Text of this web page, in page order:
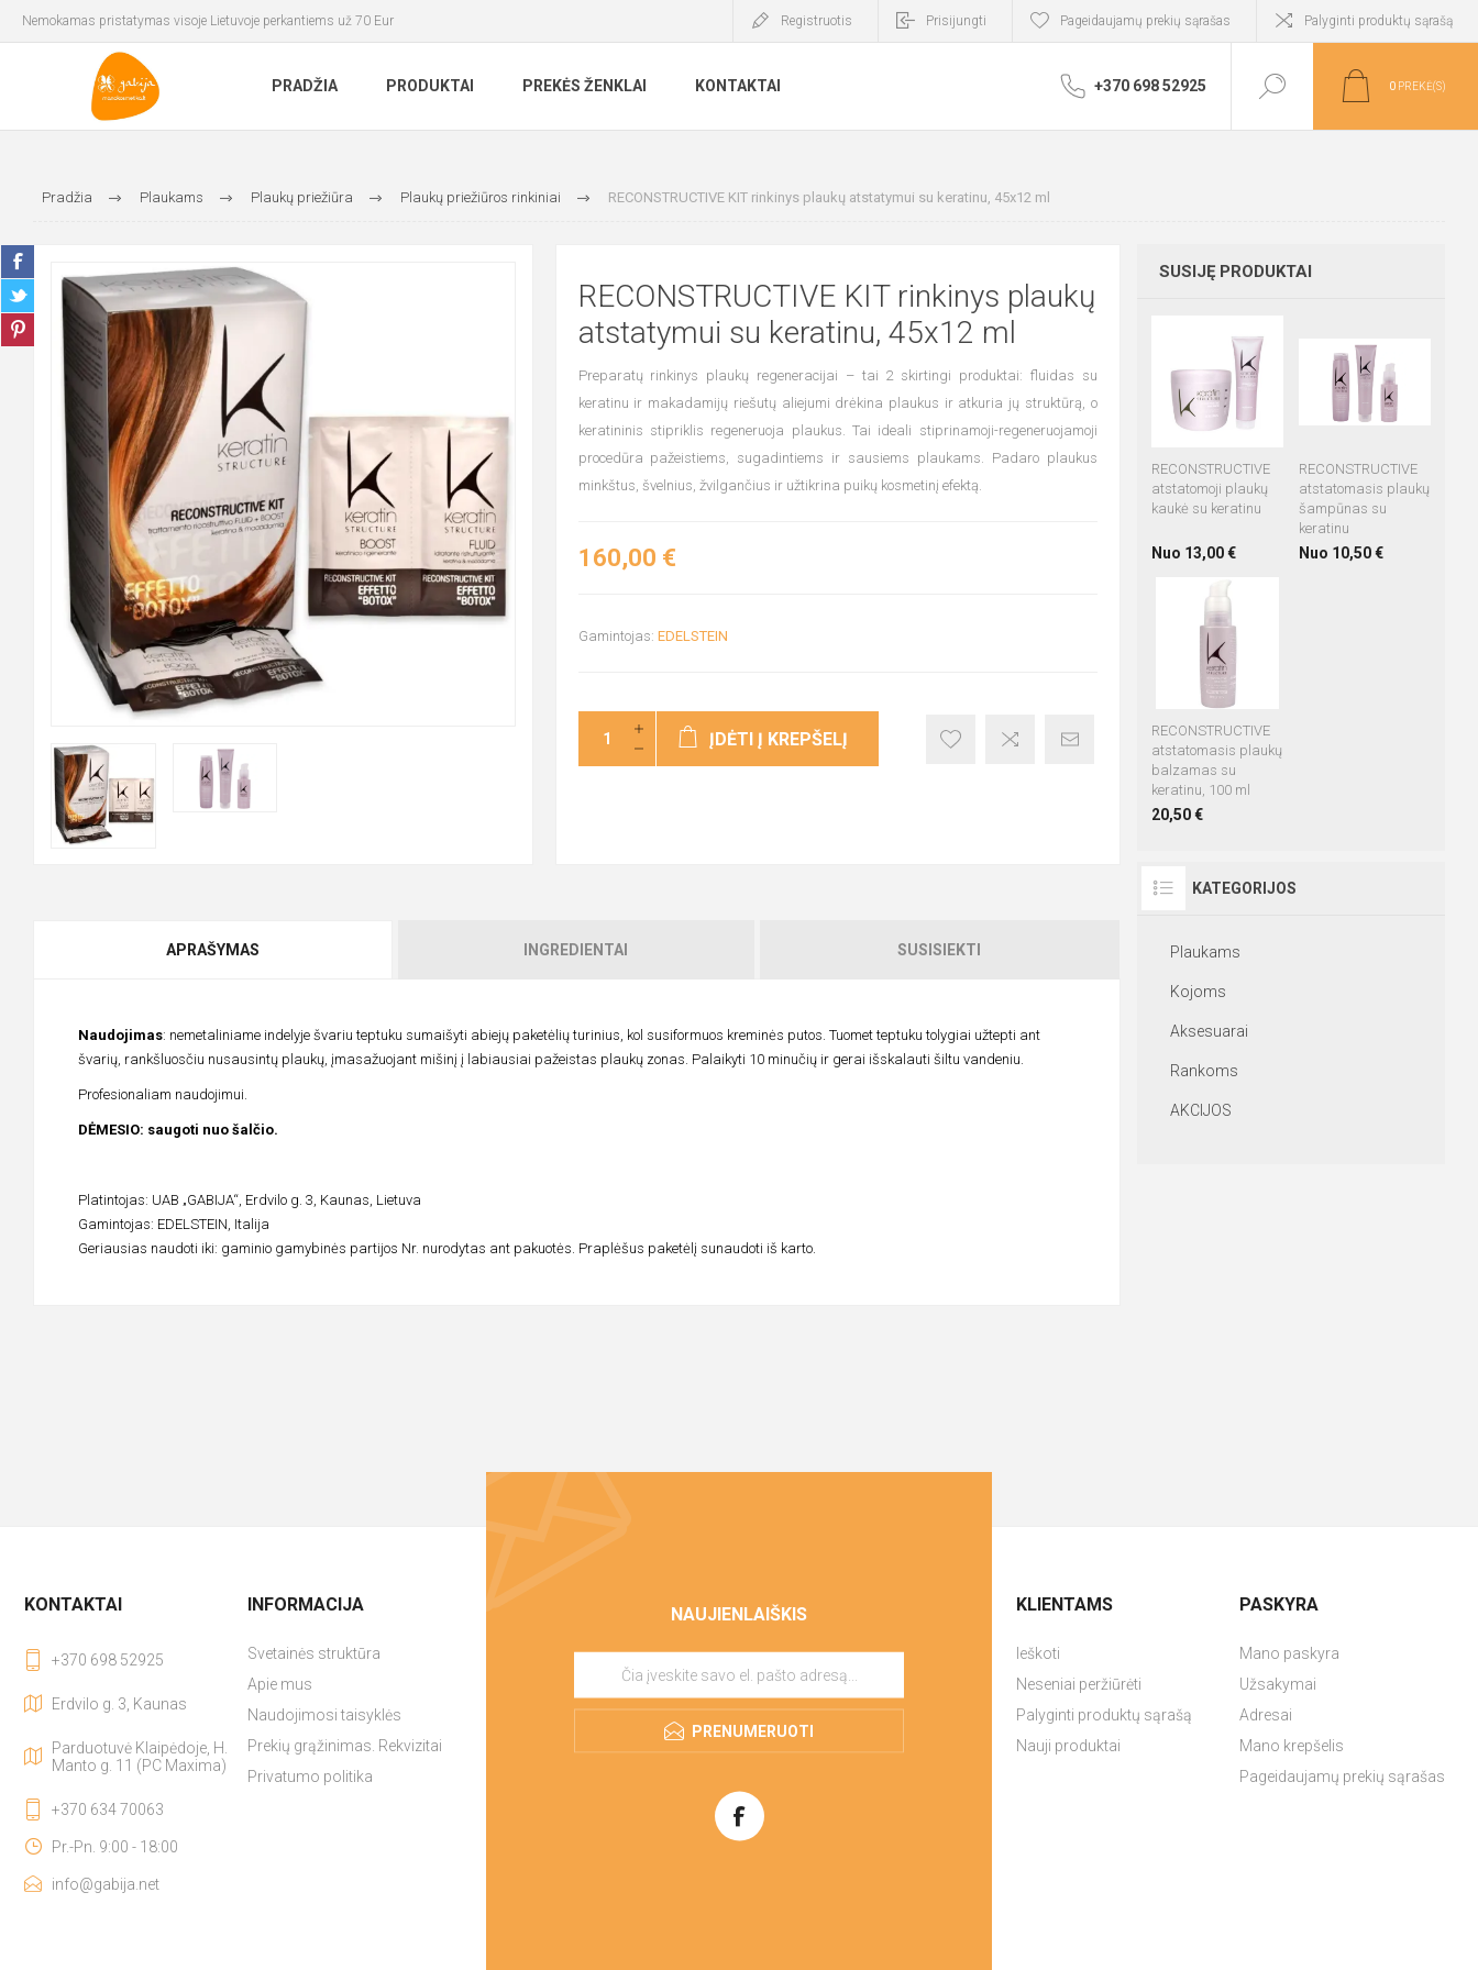
Nemokamas pristatymas visoje Lietuvoje perkantiems už 70 Eur Registruotis Prisijungti Pageidaujamų prekių sąrašas Palyginti produktų sąrašą
PRADŽIA PRODUKTAI PREKĖS ŽENKLAI KONTAKTAI +370 698 52925 0 PREKĖ(S)
Pradžia Plaukams Plaukų priežiūra Plaukų priežiūros rinkiniai RECONSTRUCTIVE KIT rinkinys plaukų atstatymui su keratinu, 45x12 ml
RECONSTRUCTIVE KIT rinkinys plaukų
atstatymui su keratinu, 45x12 ml
Preparatų rinkinys plaukų regeneracijai – tai 2 skirtingi produktai: fluidas su
keratinu ir makadamijų riešutų aliejumi drėkina plaukus ir atkuria jų struktūrą, o
keratininis stipriklis regeneruoja plaukus. Tai ideali stiprinamoji-regeneruojamoji
procedūra pažeistiems, sugadintiems ir sausiems plaukams. Padaro plaukus
minkštus, švelnius, žvilgančius ir užtikrina puikų kosmetinį efektą.
160,00 €
Gamintojas: EDELSTEIN
ĮDĖTI Į KREPŠELĮ
APRAŠYMAS INGREDIENTAI SUSISIEKTI
Naudojimas: nemetaliniame indelyje švariu teptuku sumaišyti abiejų paketėlių turinius, kol susiformuos kreminės putos. Tuomet teptuku tolygiai užtepti ant
švarių, rankšluosčiu nusausintų plaukų, įmasažuojant mišinį į labiausiai pažeistas plaukų zonas. Palaikyti 10 minučių ir gerai išskalauti šiltu vandeniu.
Profesionaliam naudojimui.
DĖMESIO: saugoti nuo šalčio.
Platintojas: UAB „GABIJA“, Erdvilo g. 3, Kaunas, Lietuva
Gamintojas: EDELSTEIN, Italija
Geriausias naudoti iki: gaminio gamybinės partijos Nr. nurodytas ant pakuotės. Praplėšus paketėlį sunaudoti iš karto.
SUSIJĘ PRODUKTAI
RECONSTRUCTIVE
atstatomoji plaukų
kaukė su keratinu
Nuo 13,00 €
RECONSTRUCTIVE
atstatomasis plaukų
šampūnas su
keratinu
Nuo 10,50 €
RECONSTRUCTIVE
atstatomasis plaukų
balzamas su
keratinu, 100 ml
20,50 €
KATEGORIJOS
Plaukams
Kojoms
Aksesuarai
Rankoms
AKCIJOS
NAUJIENLAIŠKIS
PRENUMERUOTI
KONTAKTAI
+370 698 52925
Erdvilo g. 3, Kaunas
Parduotuvė Klaipėdoje, H.
Manto g. 11 (PC Maxima)
+370 634 70063
Pr.-Pn. 9:00 - 18:00
info@gabija.net
INFORMACIJA
Svetainės struktūra
Apie mus
Naudojimosi taisyklės
Prekių grąžinimas. Rekvizitai
Privatumo politika
KLIENTAMS
Ieškoti
Neseniai peržiūrėti
Palyginti produktų sąrašą
Nauji produktai
PASKYRA
Mano paskyra
Užsakymai
Adresai
Mano krepšelis
Pageidaujamų prekių sąrašas